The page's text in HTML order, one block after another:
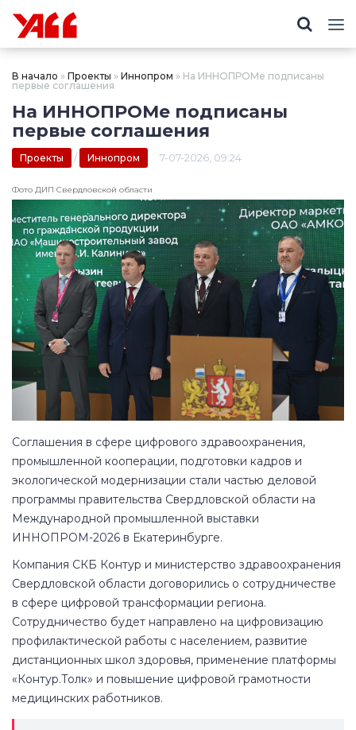
В начало » Проекты » Иннопром » На ИННОПРОМе подписаны
первые соглашения
На ИННОПРОМе подписаны
первые соглашения
Проекты / Иннопром 7-07-2026, 09:24
Фото ДИП Свердловской области
Соглашения в сфере цифрового здравоохранения,
промышленной кооперации, подготовки кадров и
экологической модернизации стали частью деловой
программы правительства Свердловской области на
Международной промышленной выставки
ИННОПРОМ-2026 в Екатеринбурге.
Компания СКБ Контур и министерство здравоохранения
Свердловской области договорились о сотрудничестве
в сфере цифровой трансформации региона.
Сотрудничество будет направлено на цифровизацию
профилактической работы с населением, развитие
дистанционных школ здоровья, применение платформы
«Контур.Толк» и повышение цифровой грамотности
медицинских работников.